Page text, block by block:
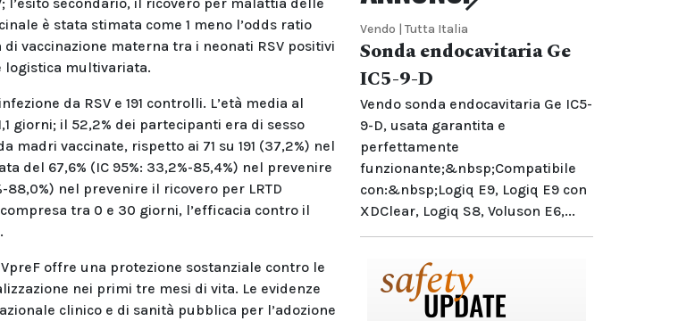
è stata stimata come 1 meno l’odds ratio
vaccinazione materna tra i neonati RSV positivi
logistica multivariata.
da RSV e 191 controlli. L’età media al
giorni; il 52,2% dei partecipanti era di sesso
madri vaccinate, rispetto ai 71 su 191 (37,2%) nel
del 67,6% (IC 95%: 33,2%-85,4%) nel prevenire
88,0%) nel prevenire il ricovero per LRTD
tra 0 e 30 giorni, l’efficacia contro il
offre una protezione sostanziale contro le
nei primi tre mesi di vita. Le evidenze
clinico e di sanità pubblica per l’adozione
Vendo | Tutta Italia
Sonda endocavitaria Ge
IC5-9-D
Vendo sonda endocavitaria Ge IC5-
9-D, usata garantita e
perfettamente
funzionante;&nbsp;Compatibile
con:&nbsp;Logiq E9, Logiq E9 con
XDClear, Logiq S8, Voluson E6,...